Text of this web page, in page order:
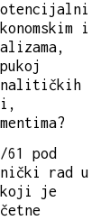
i
61 pod
rad u
koji je